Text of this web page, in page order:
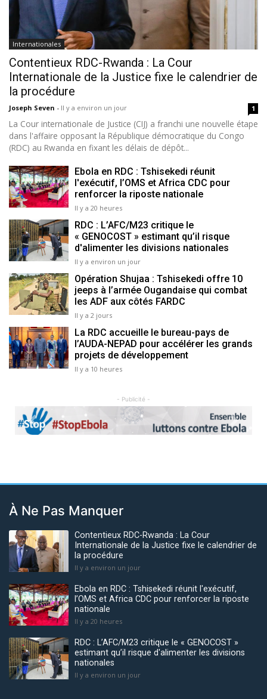
Internationales
Contentieux RDC-Rwanda : La Cour
Internationale de la Justice fixe le calendrier de
la procédure
Joseph Seven - Il y a environ un jour 1
La Cour internationale de Justice (CIJ) a franchi une nouvelle étape
dans l'affaire opposant la République démocratique du Congo
(RDC) au Rwanda en fixant les délais de dépôt...
Ebola en RDC : Tshisekedi réunit
l'exécutif, l’OMS et Africa CDC pour
renforcer la riposte nationale
Il y a 20 heures
RDC : L’AFC/M23 critique le
« GENOCOST » estimant qu’il risque
d'alimenter les divisions nationales
Il y a environ un jour
Opération Shujaa : Tshisekedi offre 10
jeeps à l’armée Ougandaise qui combat
les ADF aux côtés FARDC
Il y a 2 jours
La RDC accueille le bureau-pays de
l’AUDA-NEPAD pour accélérer les grands
projets de développement
Il y a 10 heures
- Publicité -
Previous Next
À Ne Pas Manquer
Contentieux RDC-Rwanda : La Cour
Internationale de la Justice fixe le calendrier de
la procédure
Il y a environ un jour
Ebola en RDC : Tshisekedi réunit l'exécutif,
l’OMS et Africa CDC pour renforcer la riposte
nationale
Il y a 20 heures
RDC : L’AFC/M23 critique le « GENOCOST »
estimant qu’il risque d'alimenter les divisions
nationales
Il y a environ un jour